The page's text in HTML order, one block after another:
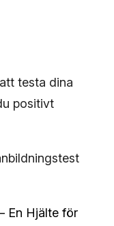
testa dina
positivt
En Hjälte för